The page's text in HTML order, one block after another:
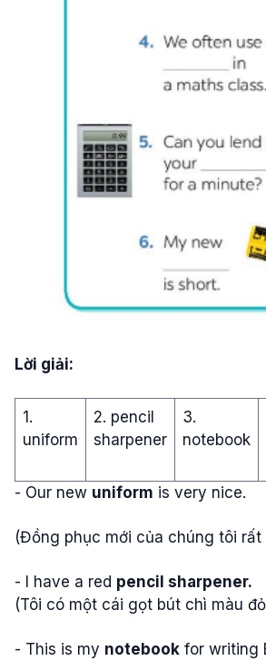
Lời giải:
1.
uniform
2. pencil
sharpener
3.
notebook
- Our new uniform is very nice.
(Đồng phục mới của chúng tôi rất
- I have a red pencil sharpener.
(Tôi có một cái gọt bút chì màu
- This is my notebook for writing